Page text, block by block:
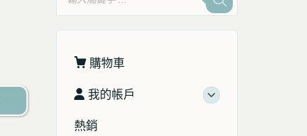
購物車
我的帳戶
熱銷